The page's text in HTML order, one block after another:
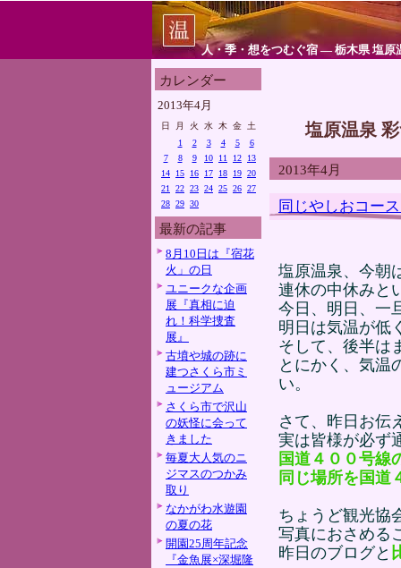
人・季・想をつむぐ宿 ― 栃木県 塩原
カレンダー
2013年4月
日 月 火 水 木 金
土
1
2 3 4 5
6
7
8 9 10 11 12
13
14
15 16 17 18 19 20
21
22 23 24 25 26 27
28 29 30
最新の記事
8月10日は『宿花
火」の日
ユニークな企画
展『真相に迫
れ！科学捜査
展』
古墳や城の跡に
建つさくら市ミ
ュージアム
さくら市で沢山
の妖怪に会って
きました
毎夏大人気のニ
ジマスのつかみ
取り
なかがわ水遊園
の夏の花
開園25周年記念
『金魚展×深堀隆
塩原温泉
2013年4月
同じやしおコー
塩原温泉、今朝
連休の中休みと
今日、明日、一
明日は気温が低
そして、後半は
とにかく、気温
い。
さて、昨日お伝
実は皆様が必ず
国道４００号線
同じ場所を国道
ちょうど観光協
写真におさめる
昨日のブログと